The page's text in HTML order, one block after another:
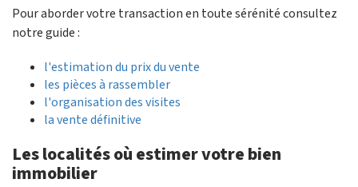
Pour aborder votre transaction en toute sérénité consultez
notre guide :
l'estimation du prix du vente
les pièces à rassembler
l'organisation des visites
la vente définitive
Les localités où estimer votre bien
immobilier